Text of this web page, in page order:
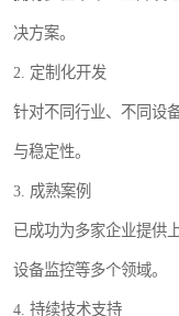
决方案。
2. 定制化开发
针对不同行业、不同设
与稳定性。
3. 成熟案例
已成功为多家企业提供
设备监控等多个领域。
4. 持续技术支持